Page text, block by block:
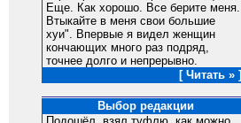
Еще. Как хорошо. Все берите меня.
Втыкайте в меня свои большие
хуи". Впервые я видел женщин
кончающих много раз подряд,
точнее долго и непрерывно.
[ Читать » ]
Выбор редакции